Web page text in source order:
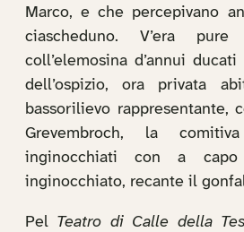
Marco, e che percepivano
ciascheduno. V’era
coll’elemosina d’annui
dell’ospizio, ora privata
bassorilievo rappresentante,
Grevembroch, la
inginocchiati con a
inginocchiato, recante il
Pel Teatro di Calle della